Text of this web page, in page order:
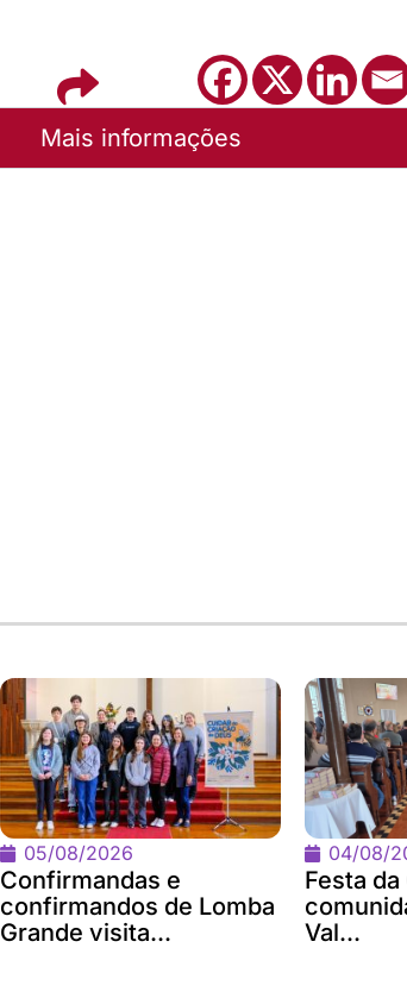
Mais informações
05/08/2026
Confirmandas e
confirmandos de Lomba
Grande visita...
04/08/
Festa
Val...